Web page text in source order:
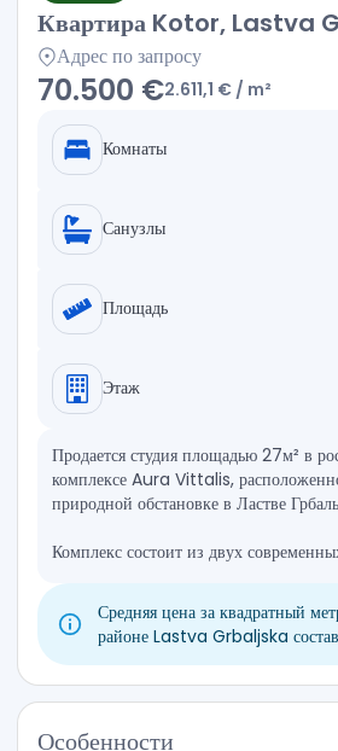
Квартира Kotor, Lastva
Адрес по запросу
70.500 €2.611,1 €/ m²
Комнаты
Санузлы
Площадь
Этаж
Продается студия площадью 27м² в
комплексе Aura Vittalis,
природной обстановке в Ластве
Комплекс состоит из двух
Он спроектирован как современная
спортивными площадками и
для отдыха и рекреации, что делает
Средняя цена за квадратный
районе Lastva Grbaljska
Особенности